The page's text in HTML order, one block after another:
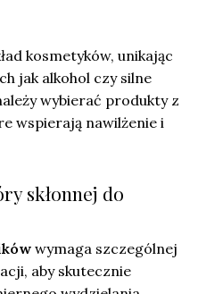
kosmetyków, unikając
jak alkohol czy silne
wybierać produkty z
wspierają nawilżenie i
skłonnej do
wymaga szczególnej
aby skutecznie